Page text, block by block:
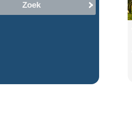
Zoek